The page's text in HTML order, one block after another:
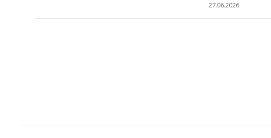
27.06.2026.